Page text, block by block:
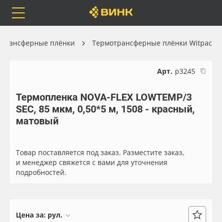
Каталог
Orafol
Бренды
Доставка
Весь каталог
Рулонные материалы
Самоклеящиеся плёнки
Листовые материалы
плёнки Термотрансферные плёнки Witpac
Арт. р3245
Термопленка NOVA-FLEX LOWTEMP/3
SEC, 85 мкм, 0,50*5 м, 1508 - красный,
матовый
Товар поставляется под заказ. Разместите заказ,
и менеджер свяжется с вами для уточнения
подробностей.
Цена за: рул.